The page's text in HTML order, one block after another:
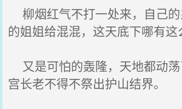
柳烟红气不打一处来，自己
的姐姐给混混，这天底下哪有这
又是可怕的轰隆，天地都动
宫长老不得不祭出护山结界。